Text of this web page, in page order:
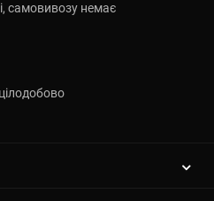
самовивозу немає